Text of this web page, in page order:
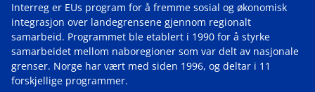
Interreg er EUs program for å fremme sosial og økonomisk
integrasjon over landegrensene gjennom regionalt
samarbeid. Programmet ble etablert i 1990 for å styrke
samarbeidet mellom naboregioner som var delt av nasjonale
grenser. Norge har vært med siden 1996, og deltar i 11
forskjellige programmer.